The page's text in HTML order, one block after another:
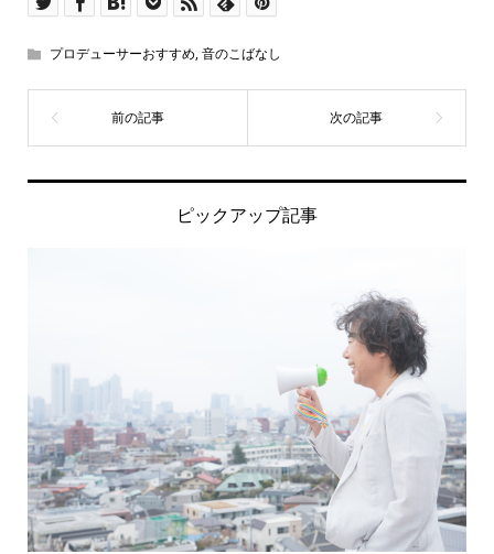
プロデューサーおすすめ,音のこばなし
ピックアップ記事